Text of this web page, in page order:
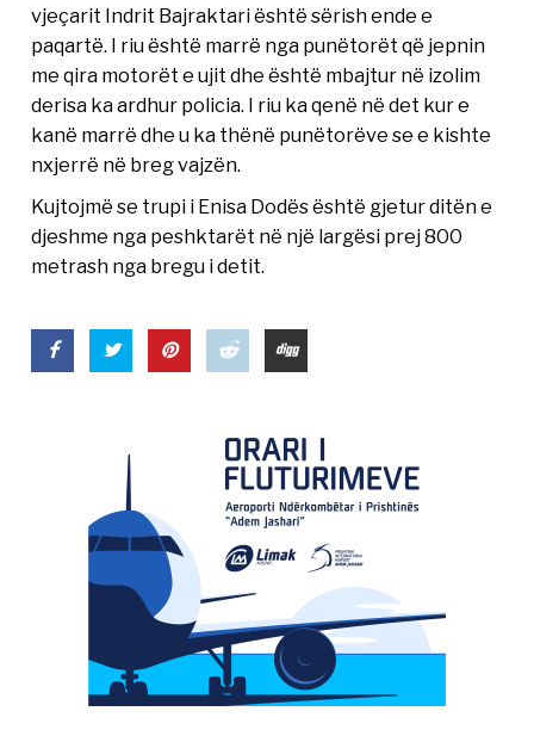
vjeçarit Indrit Bajraktari është sërish ende e
paqartë. I riu është marrë nga punëtorët që jepnin
me qira motorët e ujit dhe është mbajtur në izolim
derisa ka ardhur policia. I riu ka qenë në det kur e
kanë marrë dhe u ka thënë punëtorëve se e kishte
nxjerrë në breg vajzën.
Kujtojmë se trupi i Enisa Dodës është gjetur ditën e
djeshme nga peshktarët në një largësi prej 800
metrash nga bregu i detit.